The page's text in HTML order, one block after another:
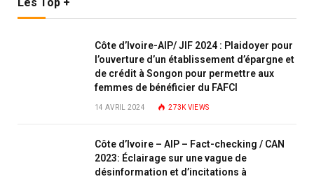
Côte d’Ivoire-AIP/ JIF 2024 : Plaidoyer pour
l’ouverture d’un établissement d’épargne et
de crédit à Songon pour permettre aux
femmes de bénéficier du FAFCI
14 AVRIL 2024 273K VIEWS
Côte d’Ivoire – AIP – Fact-checking / CAN
2023: Éclairage sur une vague de
désinformation et d’incitations à